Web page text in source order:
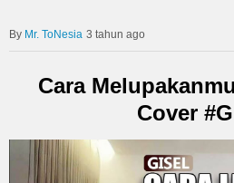
Mr. ToNesia 3 tahun ago
Cara
Cover